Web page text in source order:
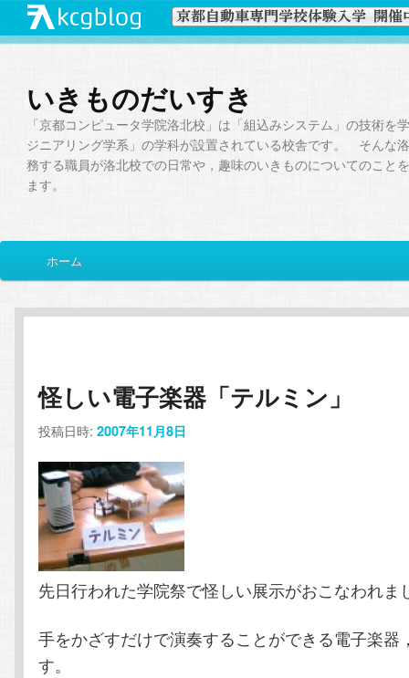
いきものだいすき
「京都コンピュータ学院洛北校」は「組込みシステム」の技術を
ジニアリング学系」の学科が設置されている校舎です。 そんな
務する職員が洛北校での日常や，趣味のいきものについてのこと
ます。
イ
メ
イ
コ
ン
テ
ン
ツ
移
サ
ブ
ン
テ
ン
ツ
へ
動
ホーム
怪しい電子楽器「テルミン」
投稿日時:2007年11月8日
先日行われた学院祭で怪しい展示がおこなわれま
手をかざすだけで演奏することができる電子楽器
す。